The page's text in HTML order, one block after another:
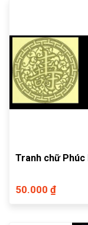
Tranh chữ Phúc
50.000 ₫